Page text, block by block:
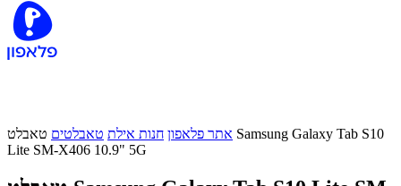
אתר פלאפון חנות אילת טאבלטים טאבלט Samsung Galaxy Tab S10
Lite SM-X406 10.9" 5G